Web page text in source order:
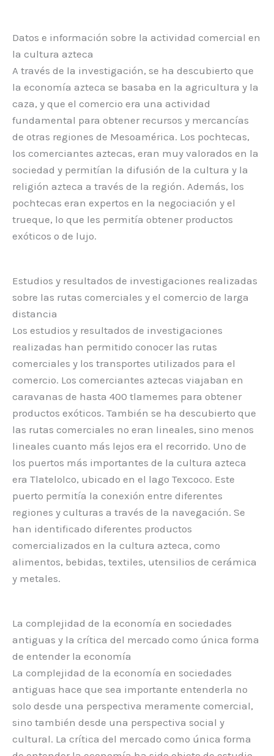
Datos e información sobre la actividad comercial en
la cultura azteca
A través de la investigación, se ha descubierto que
la economía azteca se basaba en la agricultura y la
caza, y que el comercio era una actividad
fundamental para obtener recursos y mercancías
de otras regiones de Mesoamérica. Los pochtecas,
los comerciantes aztecas, eran muy valorados en la
sociedad y permitían la difusión de la cultura y la
religión azteca a través de la región. Además, los
pochtecas eran expertos en la negociación y el
trueque, lo que les permitía obtener productos
exóticos o de lujo.
Estudios y resultados de investigaciones realizadas
sobre las rutas comerciales y el comercio de larga
distancia
Los estudios y resultados de investigaciones
realizadas han permitido conocer las rutas
comerciales y los transportes utilizados para el
comercio. Los comerciantes aztecas viajaban en
caravanas de hasta 400 tlamemes para obtener
productos exóticos. También se ha descubierto que
las rutas comerciales no eran lineales, sino menos
lineales cuanto más lejos era el recorrido. Uno de
los puertos más importantes de la cultura azteca
era Tlatelolco, ubicado en el lago Texcoco. Este
puerto permitía la conexión entre diferentes
regiones y culturas a través de la navegación. Se
han identificado diferentes productos
comercializados en la cultura azteca, como
alimentos, bebidas, textiles, utensilios de cerámica
y metales.
La complejidad de la economía en sociedades
antiguas y la crítica del mercado como única forma
de entender la economía
La complejidad de la economía en sociedades
antiguas hace que sea importante entenderla no
solo desde una perspectiva meramente comercial,
sino también desde una perspectiva social y
cultural. La crítica del mercado como única forma